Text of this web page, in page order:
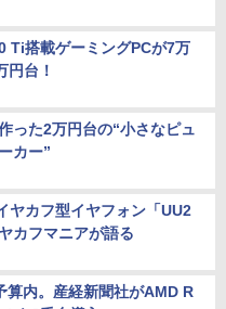
Ti搭載ゲーミングPCが7万
円台！
った2万円台の“小さなピュ
カー”
ヤカフ型イヤフォン「UU2
カフマニアが語る
算内。産経新聞社がAMD R